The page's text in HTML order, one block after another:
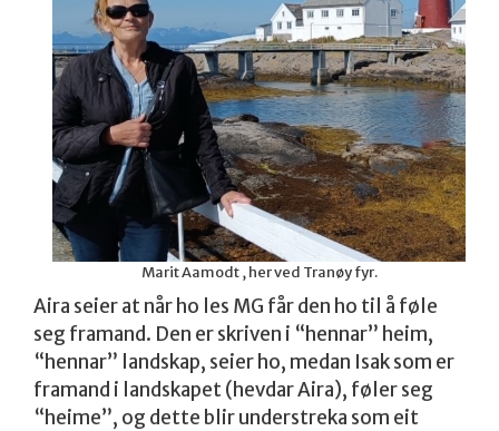
Marit Aamodt , her ved Tranøy fyr.
Aira seier at når ho les MG får den ho til å føle
seg framand. Den er skriven i “hennar” heim,
“hennar” landskap, seier ho, medan Isak som er
framand i landskapet (hevdar Aira), føler seg
“heime”, og dette blir understreka som eit